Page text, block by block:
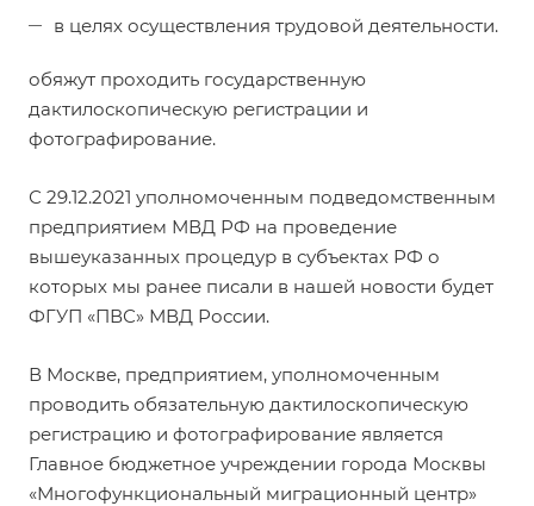
в целях осуществления трудовой деятельности.
обяжут проходить государственную
дактилоскопическую регистрации и
фотографирование.
С 29.12.2021 уполномоченным подведомственным
предприятием МВД РФ на проведение
вышеуказанных процедур в субъектах РФ о
которых мы ранее писали в нашей новости будет
ФГУП «ПВС» МВД России.
В Москве, предприятием, уполномоченным
проводить обязательную дактилоскопическую
регистрацию и фотографирование является
Главное бюджетное учреждении города Москвы
«Многофункциональный миграционный центр»